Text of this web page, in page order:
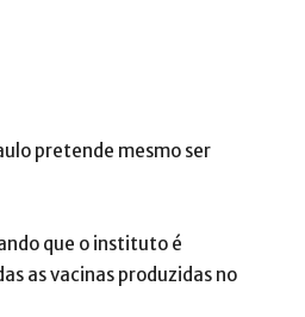
pretende mesmo ser
que o instituto é
as vacinas produzidas no